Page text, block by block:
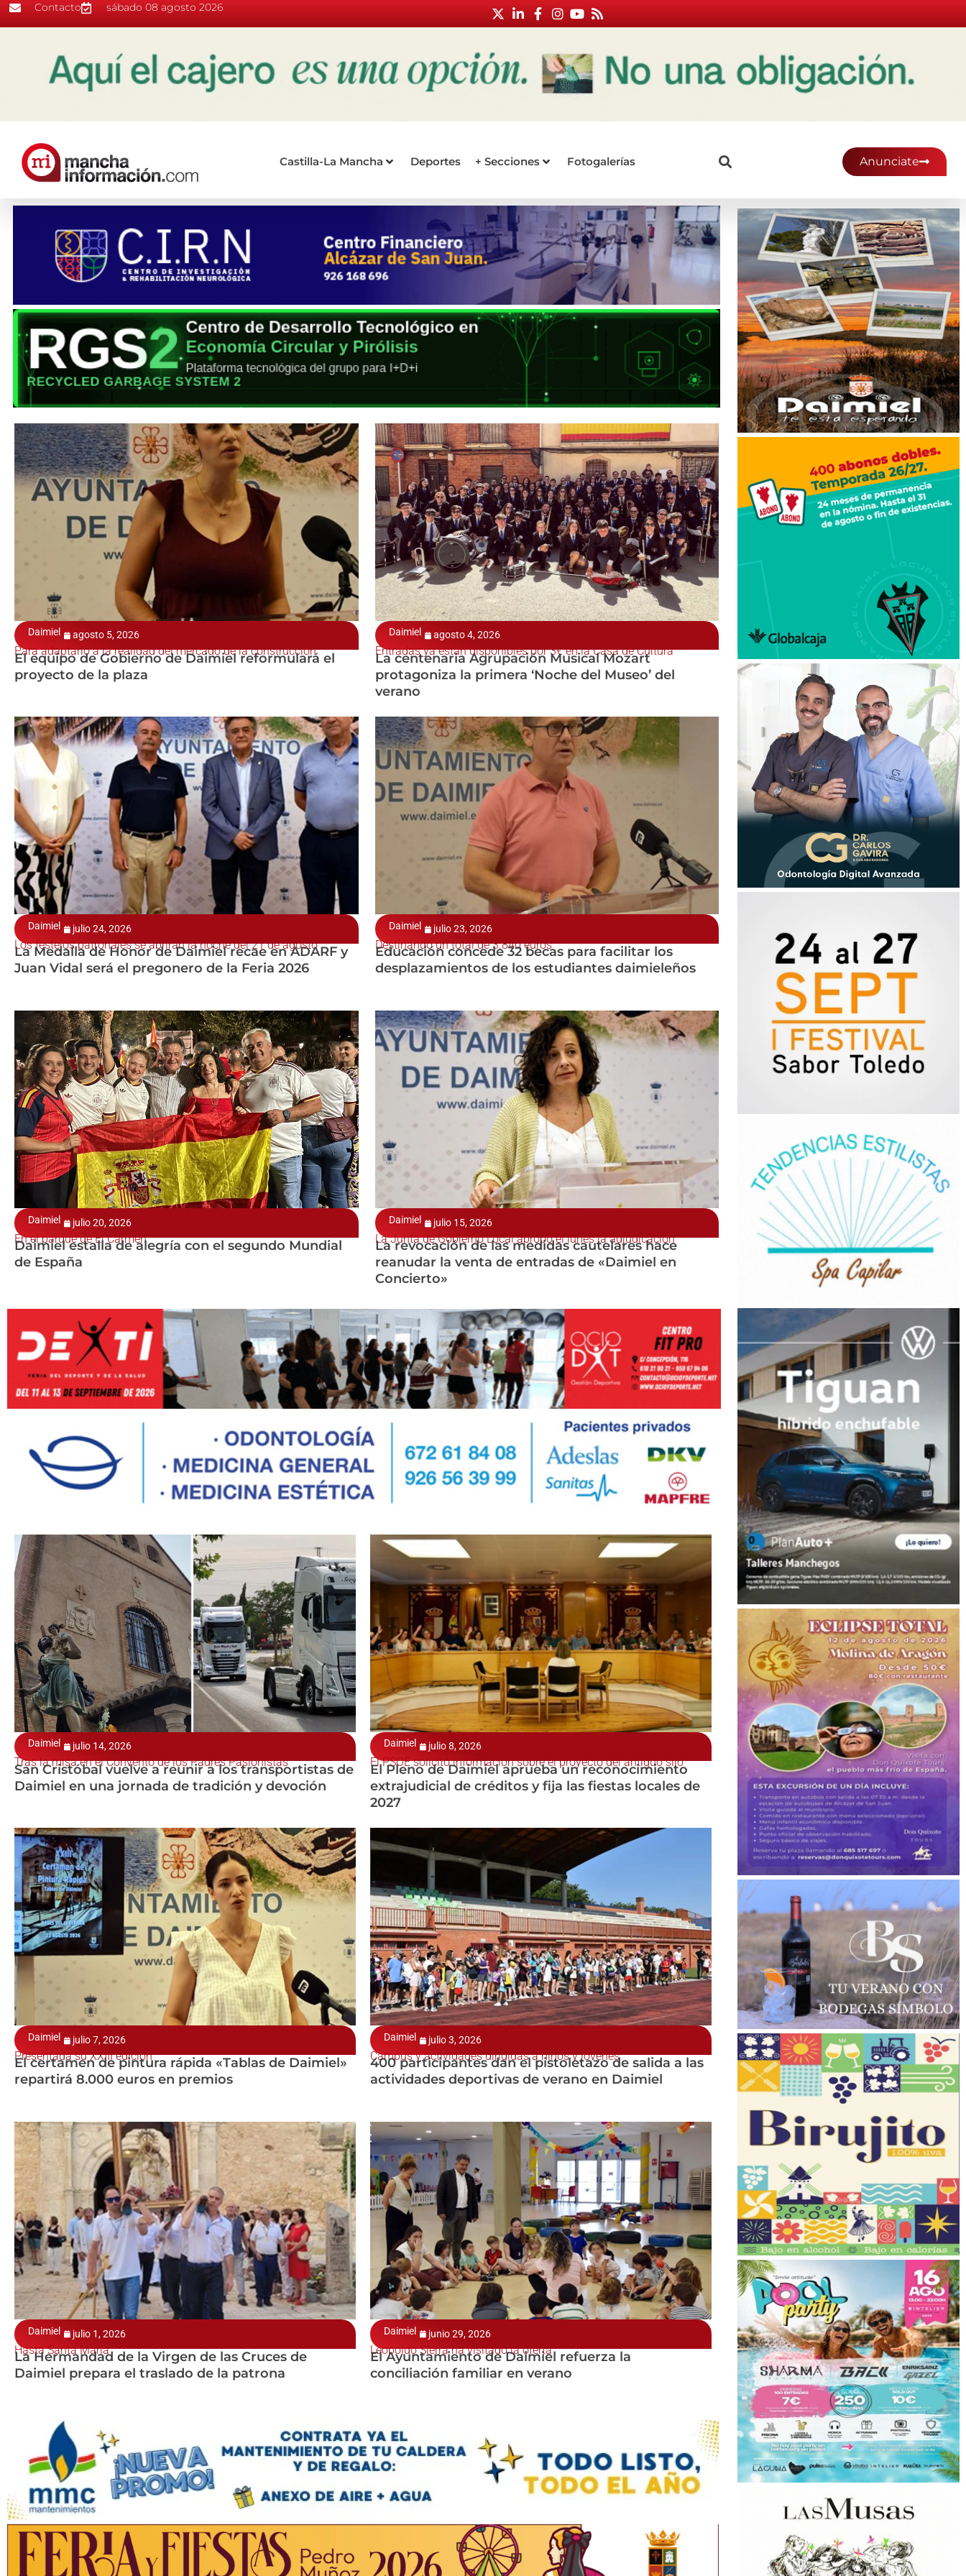
Contacto sábado 08 agosto 2026
Castilla-La Mancha Deportes + Secciones Fotogalerías Anunciate
Daimiel agosto 5, 2026
Para adaptarlo a la realidad del mercado de la construcción
El equipo de Gobierno de Daimiel reformulará el
proyecto de la plaza
Daimiel agosto 4, 2026
Entradas ya están disponibles por 3€ en la Casa de Cultura
La centenaria Agrupación Musical Mozart
protagoniza la primera ‘Noche del Museo’ del
verano
Daimiel julio 24, 2026
Los festejos patronales se abrirán la noche del 21 de agosto
La Medalla de Honor de Daimiel recae en ADARF y
Juan Vidal será el pregonero de la Feria 2026
Daimiel julio 23, 2026
Destinando un total de 3.840 euros
Educación concede 32 becas para facilitar los
desplazamientos de los estudiantes daimieleños
Daimiel julio 20, 2026
En el parque de El Carmen
Daimiel estalla de alegría con el segundo Mundial
de España
Daimiel julio 15, 2026
La Junta de Gobierno Local aprobó el lunes la adjudicación
La revocación de las medidas cautelares hace
reanudar la venta de entradas de «Daimiel en
Concierto»
Daimiel julio 14, 2026
Tras la misa en el Convento de los Padres Pasionistas
San Cristóbal vuelve a reunir a los transportistas de
Daimiel en una jornada de tradición y devoción
Daimiel julio 8, 2026
El PSOE solicitó información sobre el proyecto del antiguo silo
El Pleno de Daimiel aprueba un reconocimiento
extrajudicial de créditos y fija las fiestas locales de
2027
Daimiel julio 7, 2026
Presentada su XXIII edición
El certamen de pintura rápida «Tablas de Daimiel»
repartirá 8.000 euros en premios
Daimiel julio 3, 2026
Campus y actividades dirigidas a niños y jóvenes
400 participantes dan el pistoletazo de salida a las
actividades deportivas de verano en Daimiel
Daimiel julio 1, 2026
Hasta Santa María
La Hermandad de la Virgen de las Cruces de
Daimiel prepara el traslado de la patrona
Daimiel junio 29, 2026
Leopoldo Sierra ha visitado la oferta
El Ayuntamiento de Daimiel refuerza la
conciliación familiar en verano